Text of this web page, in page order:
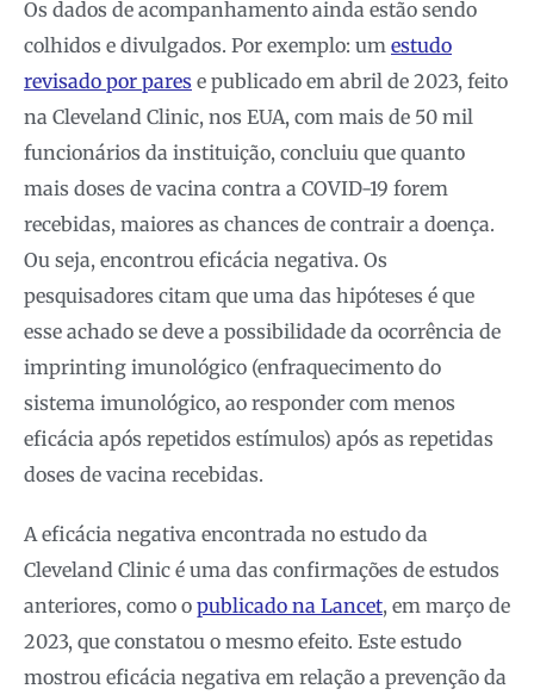
Os dados de acompanhamento ainda estão sendo
colhidos e divulgados. Por exemplo: um estudo
revisado por pares e publicado em abril de 2023, feito
na Cleveland Clinic, nos EUA, com mais de 50 mil
funcionários da instituição, concluiu que quanto
mais doses de vacina contra a COVID-19 forem
recebidas, maiores as chances de contrair a doença.
Ou seja, encontrou eficácia negativa. Os
pesquisadores citam que uma das hipóteses é que
esse achado se deve a possibilidade da ocorrência de
imprinting imunológico (enfraquecimento do
sistema imunológico, ao responder com menos
eficácia após repetidos estímulos) após as repetidas
doses de vacina recebidas.
A eficácia negativa encontrada no estudo da
Cleveland Clinic é uma das confirmações de estudos
anteriores, como o publicado na Lancet, em março de
2023, que constatou o mesmo efeito. Este estudo
mostrou eficácia negativa em relação a prevenção da